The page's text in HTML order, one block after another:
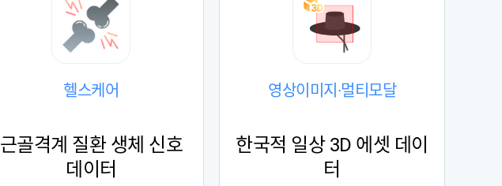
헬스케어
근골격계 질환 생체 신호
데이터
영상이미지·멀티모달
한국적 일상 3D 에셋 데이
터